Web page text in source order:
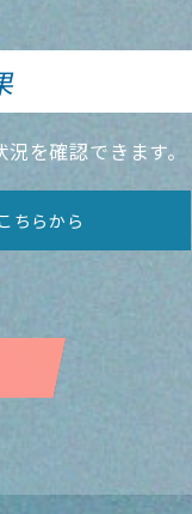
を確認できます。
こちらから